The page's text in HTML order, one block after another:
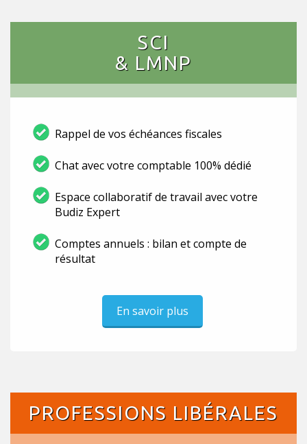
SCI
& LMNP
Rappel de vos échéances fiscales
Chat avec votre comptable 100% dédié
Espace collaboratif de travail avec votre
Budiz Expert
Comptes annuels : bilan et compte de
résultat
En savoir plus
PROFESSIONS LIBÉRALES